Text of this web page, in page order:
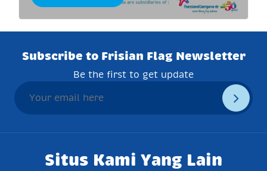
Subscribe to Frisian Flag Newsletter
Be the first to get update
Situs Kami Yang Lain